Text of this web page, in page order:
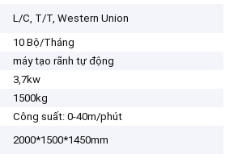
L/C, T/T, Western Union
10 Bộ/Tháng
máy tạo rãnh tự động
3,7kw
1500kg
Công suất: 0-40m/phút
2000*1500*1450mm